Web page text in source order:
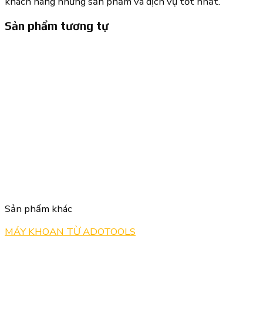
Sản phẩm tương tự
Sản phẩm khác
MÁY KHOAN TỪ ADOTOOLS